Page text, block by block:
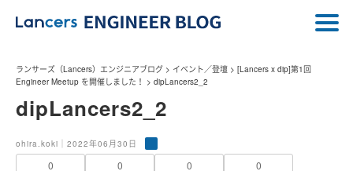
ランサーズ（Lancers）エンジニアブログ > イベント／登壇 > [Lancers x dip]第1回
Engineer Meetup を開催しました！ > dipLancers2_2
dipLancers2_2
ohira.koki｜2022年06月30日
0 0 0 0